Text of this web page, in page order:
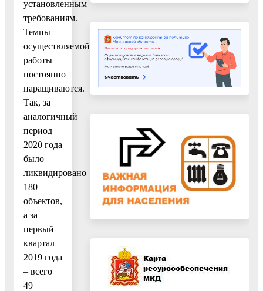
установленным
требованиям.
Темпы
осуществляемой
работы
постоянно
наращиваются.
Так, за
аналогичный
период
2020 года
было
ликвидировано
180
объектов,
а за
первый
квартал
2019 года
– всего
49